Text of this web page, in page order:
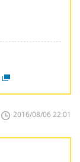
2016/08/06 22:01